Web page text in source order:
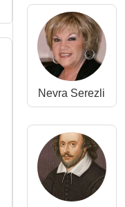
Nevra Serezli